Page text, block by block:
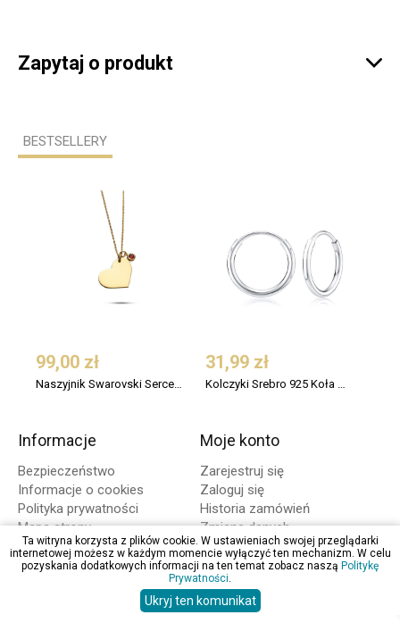
Zapytaj o produkt 
BESTSELLERY
99,00 zł
Naszyjnik Swarovski Serce Srebro 925 Pozłacany
31,99 zł
Kolczyki Srebro 925 Koła Małe 12 mm
Informacje
Bezpieczeństwo
Informacje o cookies
Polityka prywatności
Mapa strony
Moje konto
Zarejestruj się
Zaloguj się
Historia zamówień
Zmiana danych
Zakupy O firmie
Opinie
Kontakt
Ta witryna korzysta z plików cookie. W ustawieniach swojej przeglądarki
internetowej możesz w każdym momencie wyłączyć ten mechanizm. W celu
pozyskania dodatkowych informacji na ten temat zobacz naszą Politykę
Prywatności.
Ukryj ten komunikat